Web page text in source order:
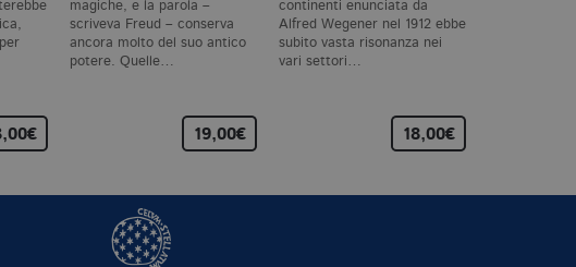
magiche, e la parola –
scriveva Freud – conserva
ancora molto del suo antico
potere. Quelle…
19,00€
continenti enunciata da
Alfred Wegener nel 1912 ebbe
subito vasta risonanza nei
vari settori…
18,00€